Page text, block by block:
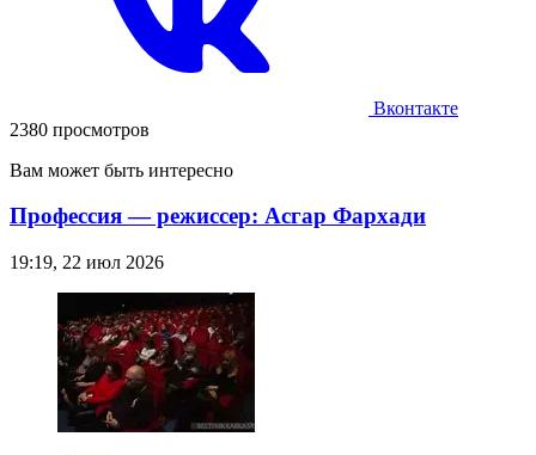
Вконтакте
2380 просмотров
Вам может быть интересно
Профессия — режиссер: Асгар Фархади
19:19, 22 июл 2026